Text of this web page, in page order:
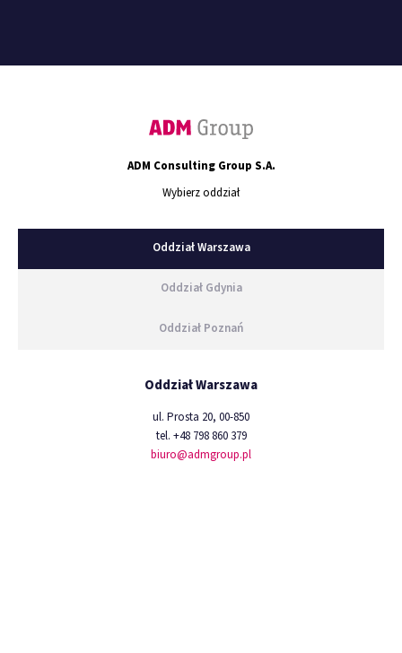
ADM Consulting Group S.A.
Wybierz oddział
Oddział Warszawa
Oddział Gdynia
Oddział Poznań
Oddział Warszawa
ul. Prosta 20, 00-850
tel. +48 798 860 379
biuro@admgroup.pl